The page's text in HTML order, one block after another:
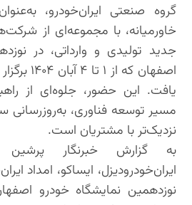
گروه صنعتی ایران‌خودرو،
خاورمیانه، با مجموعه‌ای از
جدید تولیدی و وارداتی، در
اصفهان
یافت. این حضور، جلوه‌ای از
مسیر توسعه فناوری،
نزدیک‌تر با مشتریان است.
به گزارش خبرنگار
ایران‌خودرودیزل، ایساکو، امداد
نوزدهمین نمایشگاه خودرو